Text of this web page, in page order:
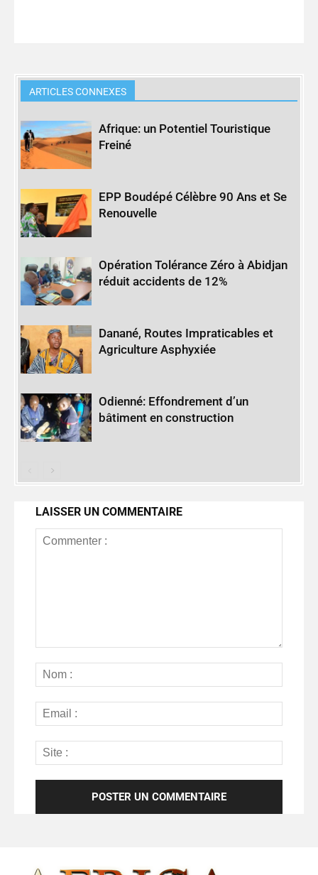
ARTICLES CONNEXES
Afrique: un Potentiel Touristique
Freiné
EPP Boudépé Célèbre 90 Ans et Se
Renouvelle
Opération Tolérance Zéro à Abidjan
réduit accidents de 12%
Danané, Routes Impraticables et
Agriculture Asphyxiée
Odienné: Effondrement d’un
bâtiment en construction
LAISSER UN COMMENTAIRE